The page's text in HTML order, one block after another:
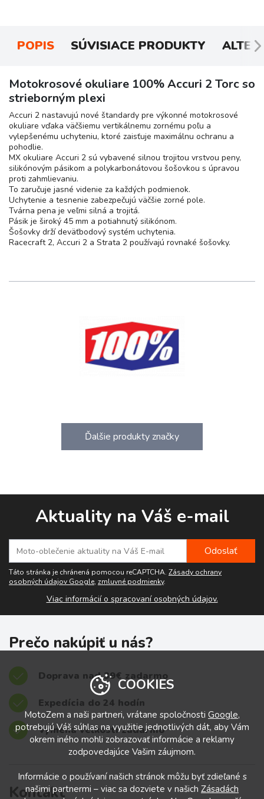
POPIS SÚVISIACE PRODUKTY
Motokrosové okuliare 100% Accuri 2 Torc so
strieborným plexi
Accuri 2 nastavujú nové štandardy pre výkonné motokrosové
okuliare vďaka väčšiemu vertikálnemu zornému poľu a
vylepšenému uchyteniu, ktoré zaisťuje maximálnu ochranu a
pohodlie.
MX okuliare Accuri 2 sú vybavené silnou trojitou vrstvou peny,
silikónovým pásikom a polykarbonátovou šošovkou s úpravou
proti zahmlievaniu.
To zaručuje jasné videnie za každých podmienok.
Uchytenie a tesnenie zabezpečujú väčšie zorné pole.
Tvárna pena je veľmi silná a trojitá.
Pásik je široký 45 mm a potiahnutý silikónom.
Šošovky drží deväťbodový systém uchytenia.
Racecraft 2, Accuri 2 a Strata 2 používajú rovnaké šošovky.
Ďalšie produkty značky
Aktuality na Váš e-mail
Táto stránka je chránená pomocou reCAPTCHA. Zásady ochrany
osobných údajov Google, zmluvné podmienky.
Viac informácií o spracovaní osobných údajov.
Prečo nakúpiť u nás?
Doprava nad 39€ zadarmo
Expedícia do 24 hodín
Výmena veľkostí zadarmo
Kontakt
COOKIES
MotoZem a naši partneri, vrátane spoločnosti Google,
potrebujú Váš súhlas na využitie jednotlivých dát, aby Vám
okrem iného mohli zobrazovať informácie a reklamy
zodpovedajúce Vašim záujmom.
Informácie o používaní našich stránok môžu byť zdieľané s
našimi partnermi – viac sa dozviete v našich Zásadách